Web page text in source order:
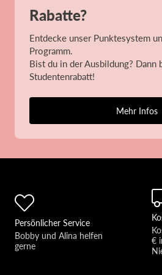
Rabatte?
Entdecke unser Punktesystem
Programm.
Bist du in der Ausbildung? Dann
Studentenrabatt!
Mehr Infos
Persönlicher Service
Bobby und Alina helfen
gerne
€